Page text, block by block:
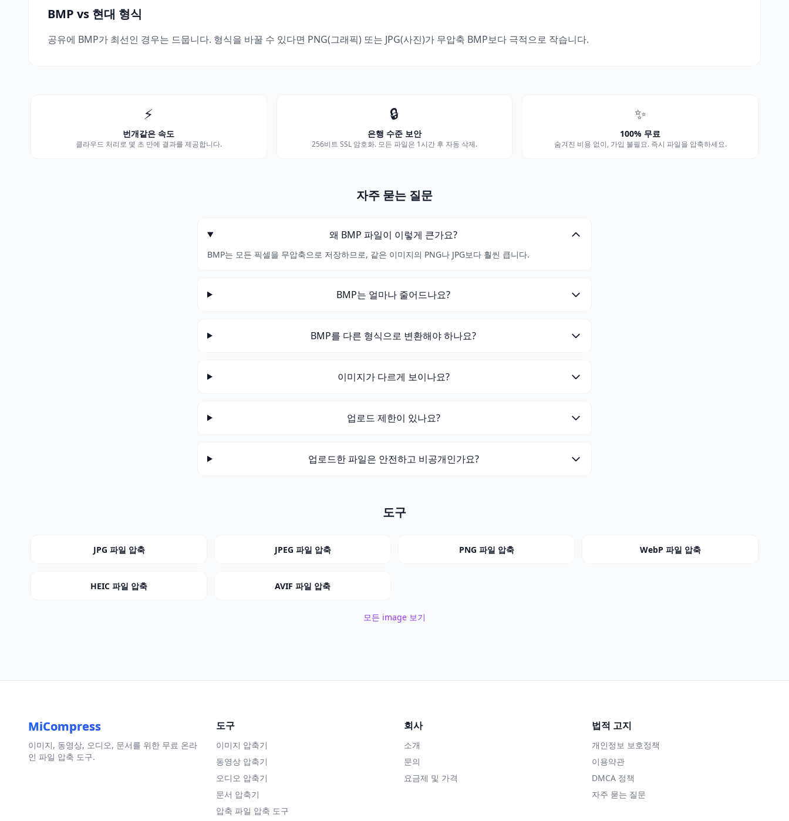
BMP vs 현대 형식
공유에 BMP가 최선인 경우는 드뭅니다. 형식을 바꿀 수 있다면 PNG(그래픽) 또는 JPG(사진)가 무압축 BMP보다 극적으로 작습니다.
⚡
번개같은 속도
클라우드 처리로 몇 초 만에 결과를 제공합니다.
🔒
은행 수준 보안
256비트 SSL 암호화. 모든 파일은 1시간 후 자동 삭제.
✨
100% 무료
숨겨진 비용 없이, 가입 불필요. 즉시 파일을 압축하세요.
자주 묻는 질문
왜 BMP 파일이 이렇게 큰가요?
BMP는 모든 픽셀을 무압축으로 저장하므로, 같은 이미지의 PNG나 JPG보다 훨씬 큽니다.
BMP는 얼마나 줄어드나요?
BMP를 다른 형식으로 변환해야 하나요?
이미지가 다르게 보이나요?
업로드 제한이 있나요?
업로드한 파일은 안전하고 비공개인가요?
도구
JPG 파일 압축 JPEG 파일 압축 PNG 파일 압축 WebP 파일 압축
HEIC 파일 압축 AVIF 파일 압축
모든 image 보기
MiCompress
이미지, 동영상, 오디오, 문서를 위한 무료 온라
인 파일 압축 도구.
도구
이미지 압축기
동영상 압축기
오디오 압축기
문서 압축기
압축 파일 압축 도구
회사
소개
문의
요금제 및 가격
법적 고지
개인정보 보호정책
이용약관
DMCA 정책
자주 묻는 질문